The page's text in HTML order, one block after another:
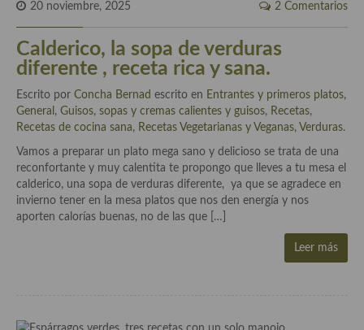
Técnicas de emplatado
El mundo del vino y las bebidas
Tiendas especiales
En la mesa: menaje, vajilla, técnicas de emplatado, decoración
Especias, hierbas, condimentos, espesantes y aditivos
Historia de la gastronomía, platos celebres, cocineros, críticos,
historias culinarias y otras cosas
Origen y evolución de la comida
Viajes eno-gastro-turísticos
20 noviembre, 2025 2 Comentarios
Calderico, la sopa de verduras
diferente , receta rica y sana.
Escrito por Concha Bernad escrito en Entrantes y primeros platos,
General , Guisos, sopas y cremas calientes y guisos, Recetas,
Recetas de cocina sana, Recetas Vegetarianas y Veganas, Verduras.
Vamos a preparar un plato mega sano y delicioso se trata de una
reconfortante y muy calentita te propongo que lleves a tu mesa el
calderico, una sopa de verduras diferente, ya que se agradece en
invierno tener en la mesa platos que nos den energía y nos
aporten calorías buenas, no de las que […]
Leer más